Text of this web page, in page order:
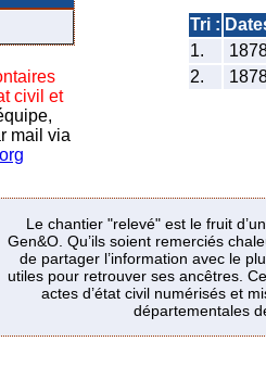
civil et
mail via
Tri :
1.
2.
Le chantier "relevé" est le fruit
Gen&O. Qu’ils soient remerciés
de partager l’information avec le
utiles pour retrouver ses ancêtres.
actes d’état civil numérisés et
départementales